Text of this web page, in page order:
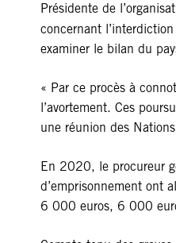
Présidente de
concernant
examiner le bilan du
« Par ce procès à
l’avortement. Ces
une réunion des
En 2020, le procureur
d’emprisonnement ont
6 000 euros, 6 000